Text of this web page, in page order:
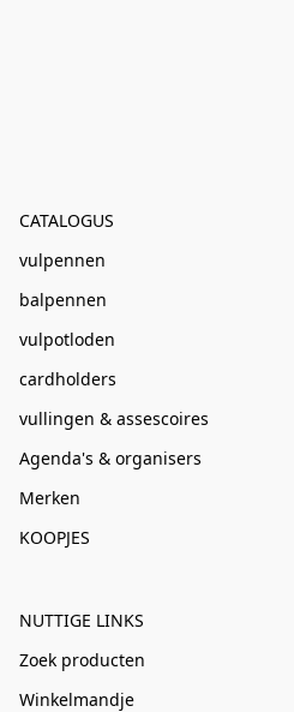
CATALOGUS
vulpennen
balpennen
vulpotloden
cardholders
vullingen & assescoires
Agenda's & organisers
Merken
KOOPJES
NUTTIGE LINKS
Zoek producten
Winkelmandje